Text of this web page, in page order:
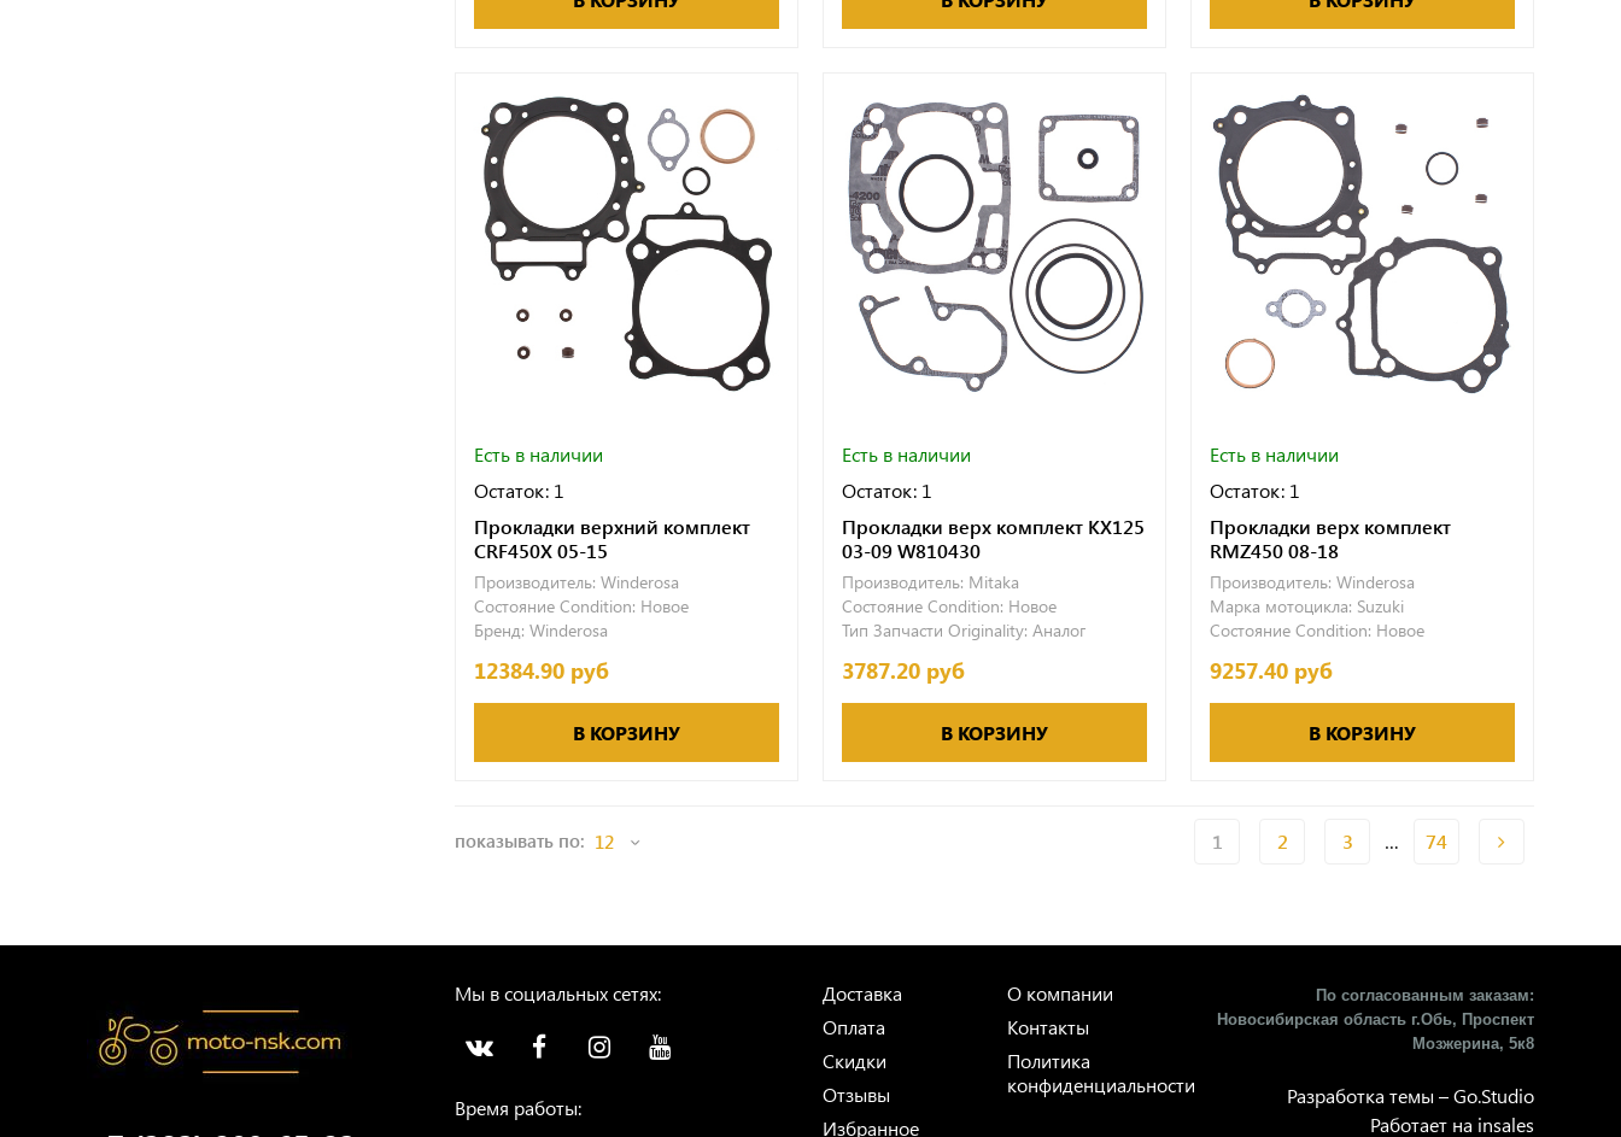
Есть в наличии
Остаток: 1
Прокладки верхний комплект
CRF450X 05-15
Производитель: Winderosa
Состояние Condition: Новое
Бренд: Winderosa
12384.90 руб
В КОРЗИНУ
Есть в наличии
Остаток: 1
Прокладки верх комплект KX125
03-09 W810430
Производитель: Mitaka
Состояние Condition: Новое
Тип Запчасти Originality: Аналог
3787.20 руб
В КОРЗИНУ
Есть в наличии
Остаток: 1
Прокладки верх комплект
RMZ450 08-18
Производитель: Winderosa
Марка мотоцикла: Suzuki
Состояние Condition: Новое
9257.40 руб
В КОРЗИНУ
показывать по: 1 2 3 … 74
Мы в социальных сетях:
Время работы:
Доставка
Оплата
Скидки
Отзывы
Избранное
О компании
Контакты
Политика
конфиденциальности
По согласованным заказам:
Новосибирская область г.Обь, Проспект
Мозжерина, 5к8​
Разработка темы –Go.Studio
Работает на insales